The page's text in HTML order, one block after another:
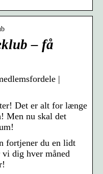
– få
|
Det er alt for længe
Men nu skal det
fortjener du en lidt
dig hver måned